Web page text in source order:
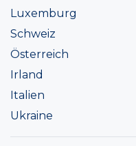
Luxemburg
Schweiz
Österreich
Irland
Italien
Ukraine